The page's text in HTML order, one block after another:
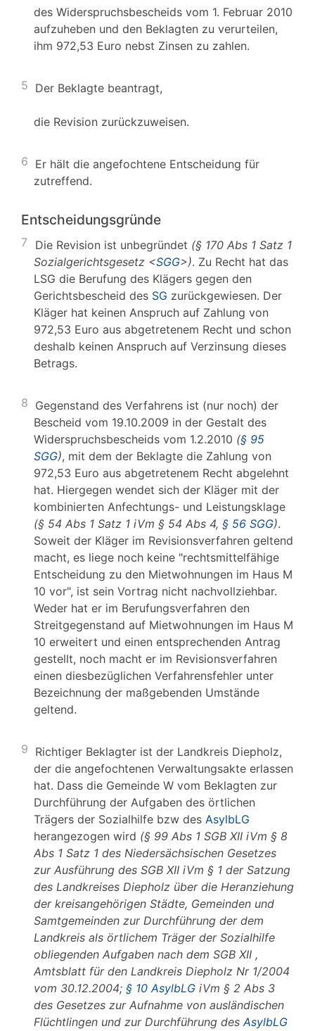
des Widerspruchsbescheids vom 1. Februar 2010
aufzuheben und den Beklagten zu verurteilen,
ihm 972,53 Euro nebst Zinsen zu zahlen.
5 Der Beklagte beantragt,
die Revision zurückzuweisen.
6 Er hält die angefochtene Entscheidung für
zutreffend.
Entscheidungsgründe
7 Die Revision ist unbegründet (§ 170 Abs 1 Satz 1
Sozialgerichtsgesetz <SGG>). Zu Recht hat das
LSG die Berufung des Klägers gegen den
Gerichtsbescheid des SG zurückgewiesen. Der
Kläger hat keinen Anspruch auf Zahlung von
972,53 Euro aus abgetretenem Recht und schon
deshalb keinen Anspruch auf Verzinsung dieses
Betrags.
8 Gegenstand des Verfahrens ist (nur noch) der
Bescheid vom 19.10.2009 in der Gestalt des
Widerspruchsbescheids vom 1.2.2010 (§ 95
SGG), mit dem der Beklagte die Zahlung von
972,53 Euro aus abgetretenem Recht abgelehnt
hat. Hiergegen wendet sich der Kläger mit der
kombinierten Anfechtungs- und Leistungsklage
(§ 54 Abs 1 Satz 1 iVm § 54 Abs 4, § 56 SGG).
Soweit der Kläger im Revisionsverfahren geltend
macht, es liege noch keine "rechtsmittelfähige
Entscheidung zu den Mietwohnungen im Haus M
10 vor", ist sein Vortrag nicht nachvollziehbar.
Weder hat er im Berufungsverfahren den
Streitgegenstand auf Mietwohnungen im Haus M
10 erweitert und einen entsprechenden Antrag
gestellt, noch macht er im Revisionsverfahren
einen diesbezüglichen Verfahrensfehler unter
Bezeichnung der maßgebenden Umstände
geltend.
9 Richtiger Beklagter ist der Landkreis Diepholz,
der die angefochtenen Verwaltungsakte erlassen
hat. Dass die Gemeinde W vom Beklagten zur
Durchführung der Aufgaben des örtlichen
Trägers der Sozialhilfe bzw des AsylbLG
herangezogen wird (§ 99 Abs 1 SGB XII iVm § 8
Abs 1 Satz 1 des Niedersächsischen Gesetzes
zur Ausführung des SGB XII iVm § 1 der Satzung
des Landkreises Diepholz über die Heranziehung
der kreisangehörigen Städte, Gemeinden und
Samtgemeinden zur Durchführung der dem
Landkreis als örtlichem Träger der Sozialhilfe
obliegenden Aufgaben nach dem SGB XII ,
Amtsblatt für den Landkreis Diepholz Nr 1/2004
vom 30.12.2004; § 10 AsylbLG iVm § 2 Abs 3
des Gesetzes zur Aufnahme von ausländischen
Flüchtlingen und zur Durchführung desAsylbLG